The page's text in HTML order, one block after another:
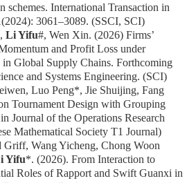
schemes.International Transaction in
3061–3089. (SSCI, SCI)
Li Yifu#, Wen Xin. (2026) Firms’
and Profit Loss under
Global Supply Chains. Forthcoming
and Systems Engineering. (SCI)
Luo Peng*, Jie Shuijing, Fang
Tournament Design with Grouping
inJournal of the Operations Research
Mathematical Society T1 Journal)
Wang Yicheng, Chong Woon
Yifu*. (2026). From Interaction to
Roles of Rapport and Swift Guanxi in